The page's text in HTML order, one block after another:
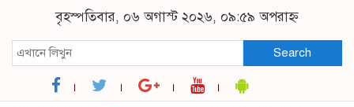
বৃহস্পতিবার, ০৬ অগাস্ট ২০২৬, ০৯:৫৯ অপরাহ্ন
Search